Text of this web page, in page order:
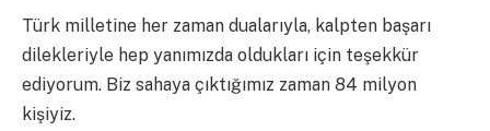
Türk milletine her zaman dualarıyla, kalpten başarı
dilekleriyle hep yanımızda oldukları için teşekkür
ediyorum. Biz sahaya çıktığımız zaman 84 milyon
kişiyiz.